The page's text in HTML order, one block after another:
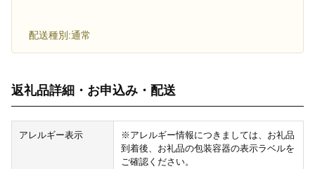
配送種別:通常
返礼品詳細・お申込み・配送
アレルギー表示
※アレルギー情報につきましては、お礼品
到着後、お礼品の包装容器の表示ラベルを
ご確認ください。